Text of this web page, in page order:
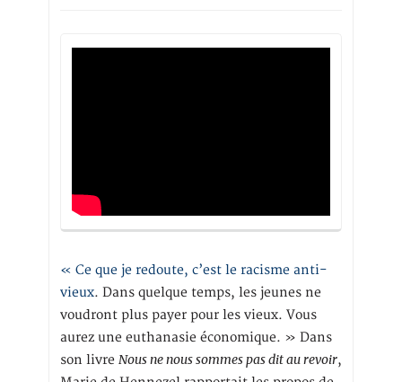
« Ce que je redoute, c’est le racisme anti-
vieux. Dans quelque temps, les jeunes ne
voudront plus payer pour les vieux. Vous
aurez une euthanasie économique. » Dans
son livre Nous ne nous sommes pas dit au revoir,